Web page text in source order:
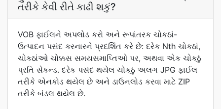
તરીકે કેવી રીતે કાઢી શકું?
VOB ફાઈલને અપલોડ કરો અને રૂપાંતરક ચોકઠાં-
ઉત્પાદન પસંદ કરનારને પ્રદર્શિત કરે છે: દરેક Nth ચોકઠાં,
ચોકઠાંઓ ચોક્કસ સમયસમાપ્તિઓ પર, અથવા એક ચોકઠું
પ્રતિ સેકન્ડ. દરેક પસંદ થયેલ ચોકઠું અલગ JPG ફાઈલ
તરીકે એનકોડ થયેલ છે અને ડાઉનલોડ કરવા માટે ZIP
તરીકે બંડલ થયેલ છે.